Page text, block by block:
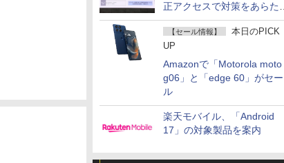
正アクセスで対策をあらため
て説明
【セール情報】
本日のPICK
UP
Amazonで「Motorola moto
g06」と「edge 60」がセー
ル
楽天モバイル、「Android
17」の対象製品を案内